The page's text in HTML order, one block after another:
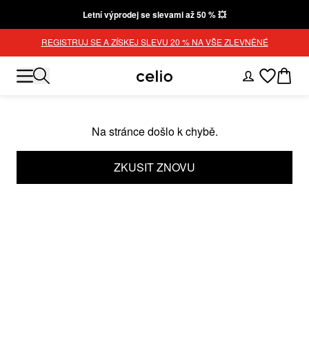
Letní výprodej se slevami až 50 % 💥
REGISTRUJ SE A ZÍSKEJ SLEVU 20 % NA VŠE ZLEVNĚNÉ
Na stránce došlo k chybě.
ZKUSIT ZNOVU